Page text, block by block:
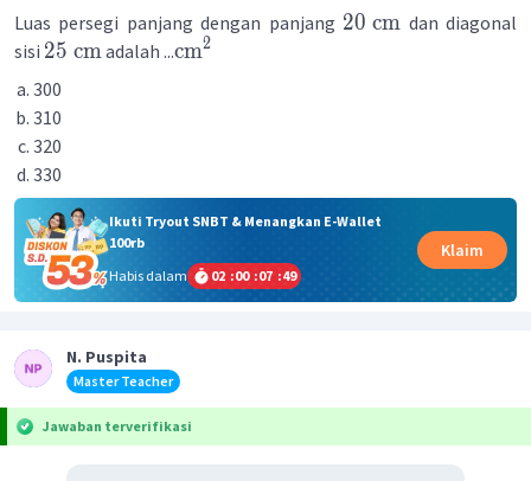
Luas persegi panjang dengan panjang 20 cm dan diagonal
sisi 25 cmadalah ...cm2
300
310
320
330
Ikuti Tryout SNBT & Menangkan E-Wallet
100rb
Habis dalam
02 :00 :07 :49
Klaim
N. Puspita
Master Teacher
Jawaban terverifikasi